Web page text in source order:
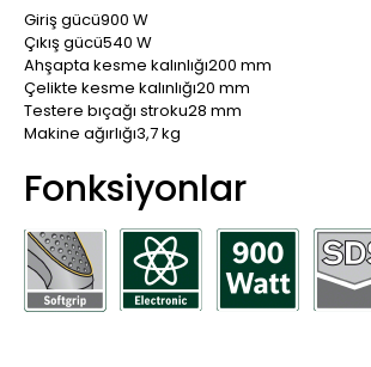
Giriş gücü900 W
Çıkış gücü540 W
Ahşapta kesme kalınlığı200 mm
Çelikte kesme kalınlığı20 mm
Testere bıçağı stroku28 mm
Makine ağırlığı3,7 kg
Fonksiyonlar